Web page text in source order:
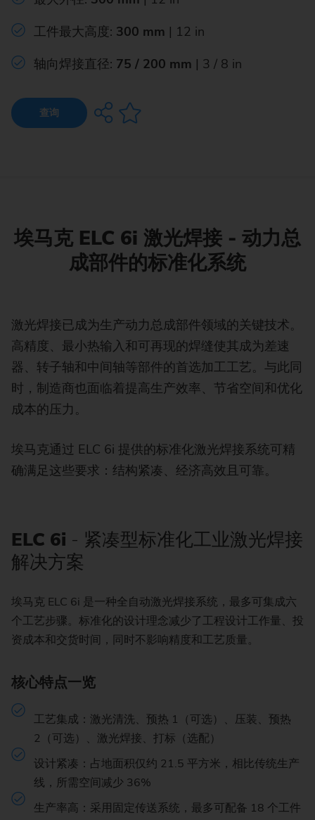
工件最大高度: 300 mm | 12 in
轴向焊接直径: 75 / 200 mm | 3 / 8 in
查询
埃马克 ELC 6i 激光焊接 - 动力总
成部件的标准化系统
激光焊接已成为生产动力总成部件领域的关键技术。
高精度、最小热输入和可再现的焊缝使其成为差速
器、转子轴和中间轴等部件的首选加工工艺。与此同
时，制造商也面临着提高生产效率、节省空间和优化
成本的压力。
埃马克通过 ELC 6i 提供的标准化激光焊接系统可精
确满足这些要求：结构紧凑、经济高效且可靠。
ELC 6i - 紧凑型标准化工业激光焊接
解决方案
埃马克 ELC 6i 是一种全自动激光焊接系统，最多可集成六
个工艺步骤。标准化的设计理念减少了工程设计工作量、投
资成本和交货时间，同时不影响精度和工艺质量。
核心特点一览
工艺集成：激光清洗、预热 1（可选）、压装、预热
2（可选）、激光焊接、打标（选配）
设计紧凑：占地面积仅约 21.5 平方米，相比传统生产
线，所需空间减少 36%
生产率高：采用固定传送系统，最多可配备 18 个工件